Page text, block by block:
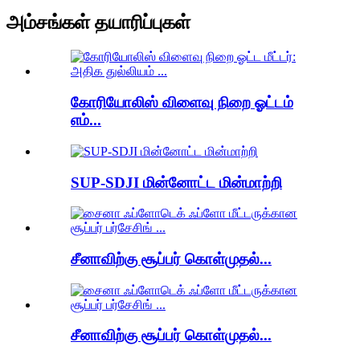
அம்சங்கள் தயாரிப்புகள்
கோரியோலிஸ் விளைவு நிறை ஓட்டம்
எம்...
SUP-SDJI மின்னோட்ட மின்மாற்றி
சீனாவிற்கு சூப்பர் கொள்முதல்...
சீனாவிற்கு சூப்பர் கொள்முதல்...